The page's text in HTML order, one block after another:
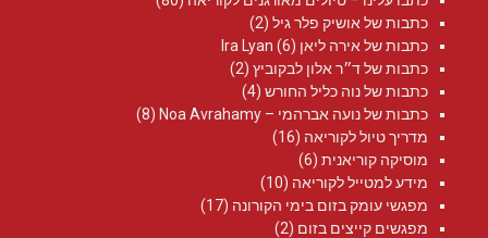
כתבות של אושיק פלר גיל (2)
כתבות של אירה ליאן Ira Lyan (6)
כתבות של ד״ר אלון לבקוביץ (2)
כתבות של נוה כליל החורש (4)
כתבות של נועה אברהמי – Noa Avrahamy‏
(8)
מדריך טיול לקוריאה (16)
מוסיקה קוריאנית (6)
מידע למטייל לקוריאה (10)
מפגשי עומק בזום בימי הקורונה (17)
מפגשים קייצים בזום (2)